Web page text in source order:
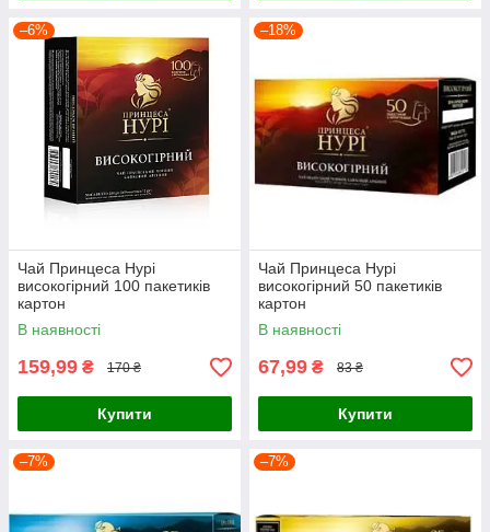
–6%
Чай Принцеса Нурі
високогірний 100 пакетиків
картон
В наявності
159,99 ₴ 170 ₴
Купити
–18%
Чай Принцеса Нурі
високогірний 50 пакетиків
картон
В наявності
67,99 ₴ 83 ₴
Купити
–7% –7%